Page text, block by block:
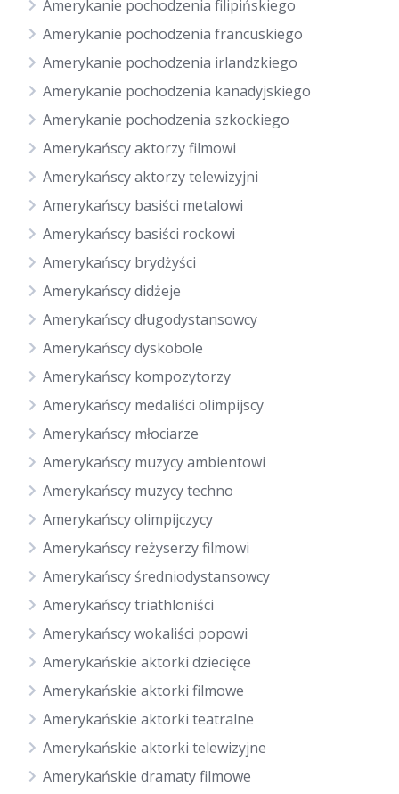
Amerykanie pochodzenia filipińskiego
Amerykanie pochodzenia francuskiego
Amerykanie pochodzenia irlandzkiego
Amerykanie pochodzenia kanadyjskiego
Amerykanie pochodzenia szkockiego
Amerykańscy aktorzy filmowi
Amerykańscy aktorzy telewizyjni
Amerykańscy basiści metalowi
Amerykańscy basiści rockowi
Amerykańscy brydżyści
Amerykańscy didżeje
Amerykańscy długodystansowcy
Amerykańscy dyskobole
Amerykańscy kompozytorzy
Amerykańscy medaliści olimpijscy
Amerykańscy młociarze
Amerykańscy muzycy ambientowi
Amerykańscy muzycy techno
Amerykańscy olimpijczycy
Amerykańscy reżyserzy filmowi
Amerykańscy średniodystansowcy
Amerykańscy triathloniści
Amerykańscy wokaliści popowi
Amerykańskie aktorki dziecięce
Amerykańskie aktorki filmowe
Amerykańskie aktorki teatralne
Amerykańskie aktorki telewizyjne
Amerykańskie dramaty filmowe